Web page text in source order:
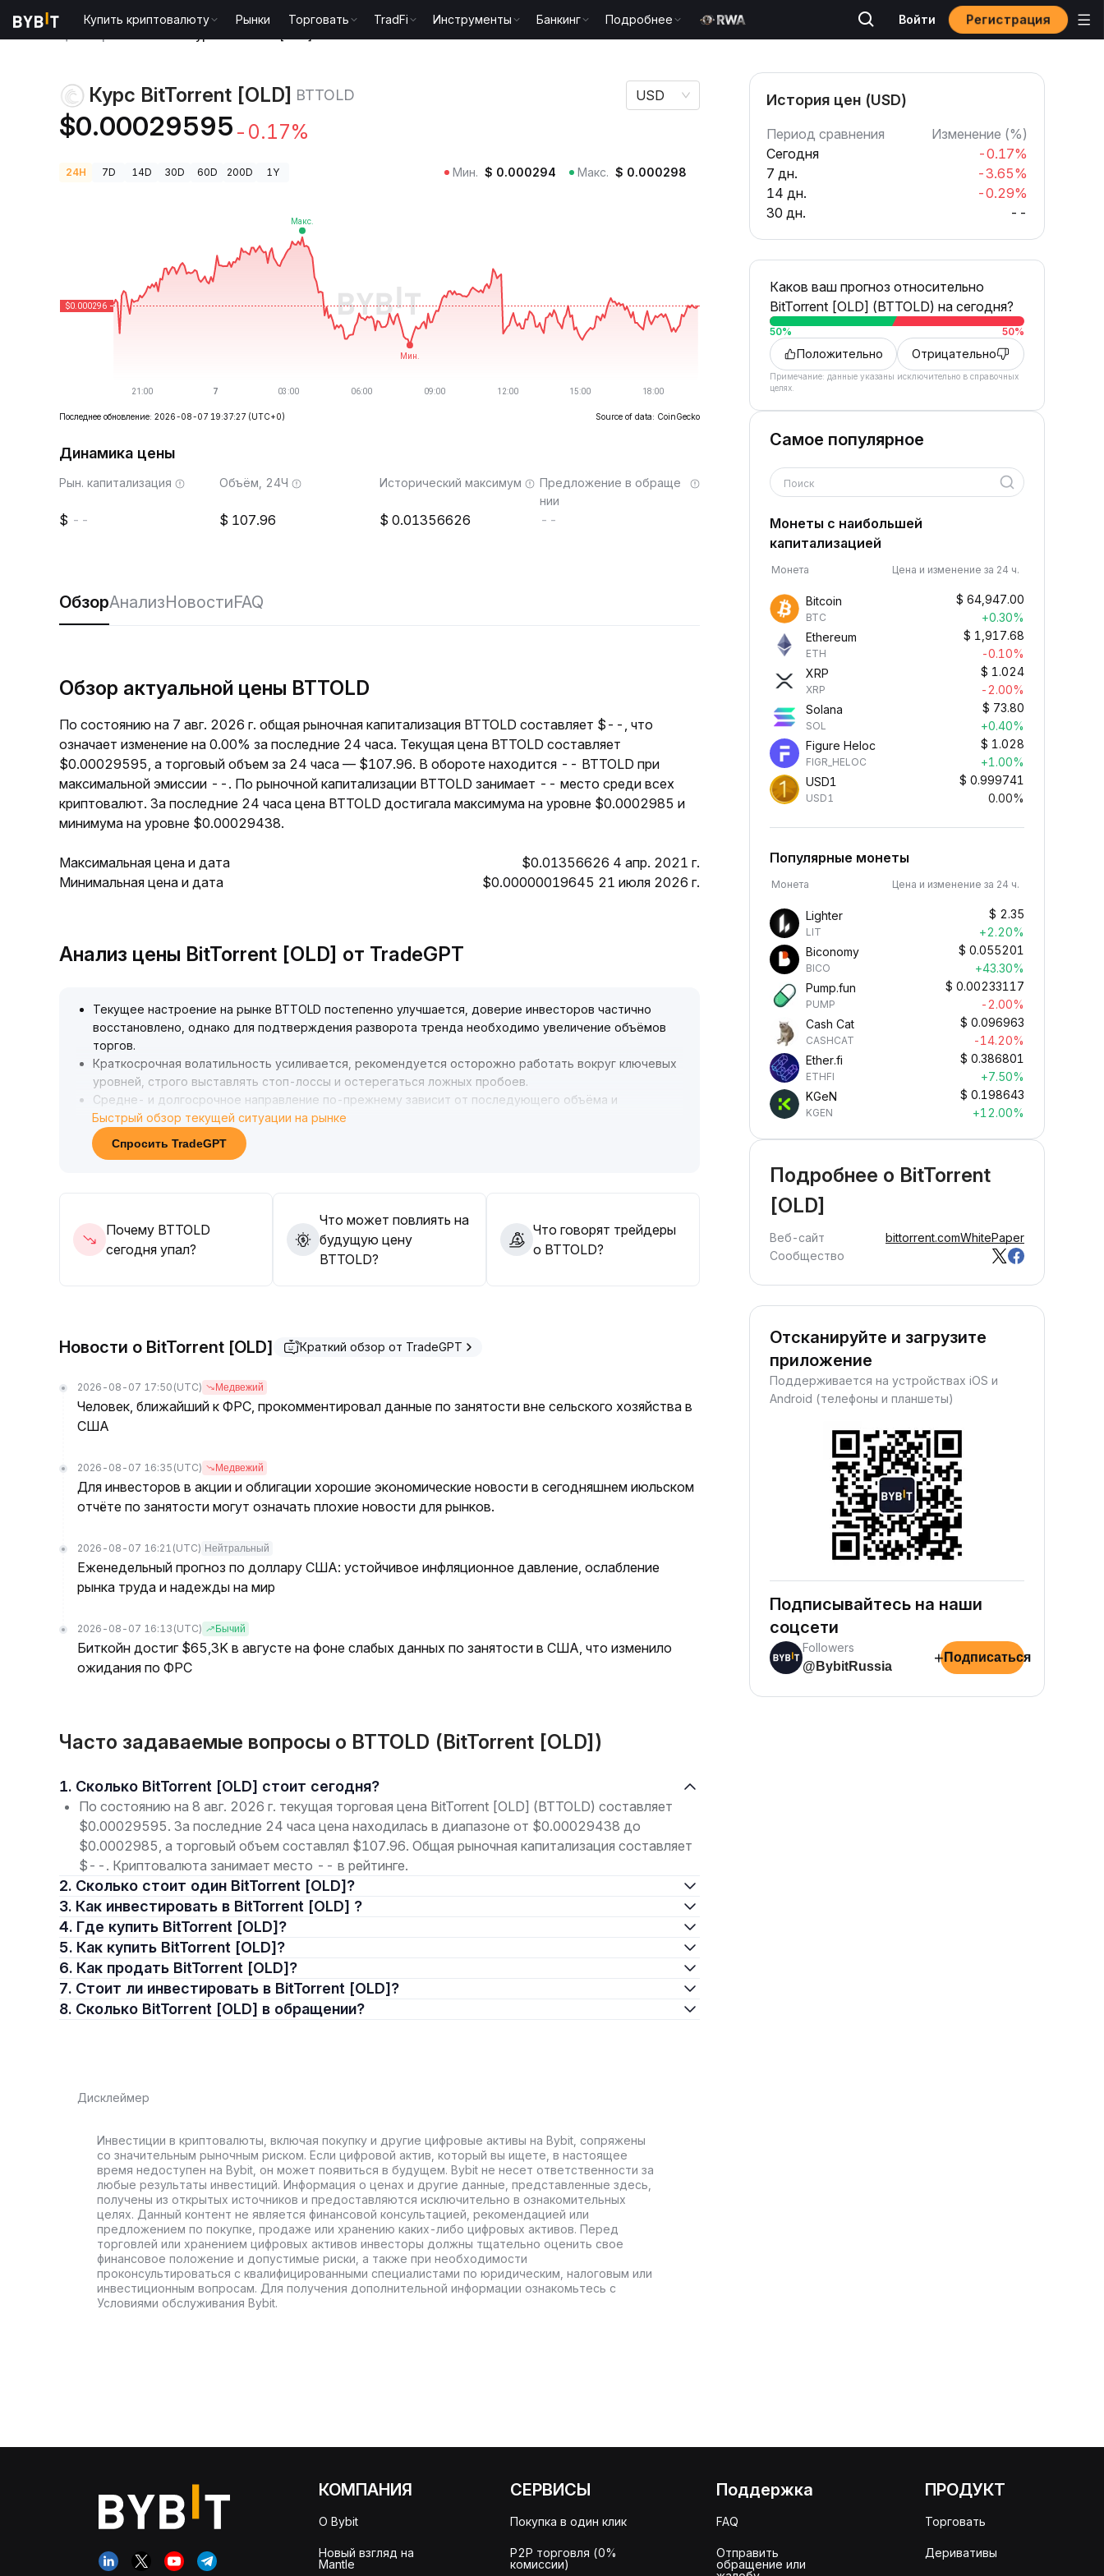
Купить криптовалюту Рынки Торговать TradFi Инструменты Банкинг Подробнее Войти Регистрация
Курс BitTorrent [OLD] BTTOLD
$0.00029595 -0.17%
USD
24H 7D 14D 30D 60D 200D 1Y Мин. $ 0.000294 Макс. $ 0.000298
Последнее обновление: 2026-08-07 19:37:27 (UTC+0) Source of data: CoinGecko
Динамика цены
Рын. капитализация
--
Объём, 24Ч
107.96
Исторический максимум
0.01356626
Предложение в обраще
нии
--
ОбзорАнализНовостиFAQ
Обзор актуальной цены BTTOLD
По состоянию на 7 авг. 2026 г. общая рыночная капитализация BTTOLD составляет $--, что
означает изменение на 0.00% за последние 24 часа. Текущая цена BTTOLD составляет
$0.00029595, а торговый объем за 24 часа — $107.96. В обороте находится -- BTTOLD при
максимальной эмиссии --. По рыночной капитализации BTTOLD занимает -- место среди всех
криптовалют. За последние 24 часа цена BTTOLD достигала максимума на уровне $0.0002985 и
минимума на уровне $0.00029438.
Максимальная цена и дата
$0.01356626 4 апр. 2021 г.
Минимальная цена и дата
$0.00000019645 21 июля 2026 г.
Анализ цены BitTorrent [OLD] от TradeGPT
Текущее настроение на рынке BTTOLD постепенно улучшается, доверие инвесторов частично
восстановлено, однако для подтверждения разворота тренда необходимо увеличение объёмов
торгов.
Краткосрочная волатильность усиливается, рекомендуется осторожно работать вокруг ключевых
уровней, строго выставлять стоп-лоссы и остерегаться ложных пробоев.
Средне- и долгосрочное направление по-прежнему зависит от последующего объёма и
эффективного пробоя по ценам: в случае повышения объёмов и пробоя предыдущих вершин
(рекомендуется следить за историческими ключевыми зонами) можно постепенно переходить к
длинным позициям, в противном случае следует сохранять выжидательную тактику
Быстрый обзор текущей ситуации на рынке
Спросить TradeGPT
Почему BTTOLD
сегодня упал?
Что может повлиять на
будущую цену
BTTOLD?
Что говорят трейдеры
о BTTOLD?
Новости о BitTorrent [OLD] Краткий обзор от TradeGPT
2026-08-07 17:50 (UTC) Медвежий
Человек, ближайший к ФРС, прокомментировал данные по занятости вне сельского хозяйства в
США
2026-08-07 16:35 (UTC) Медвежий
Для инвесторов в акции и облигации хорошие экономические новости в сегодняшнем июльском
отчёте по занятости могут означать плохие новости для рынков.
2026-08-07 16:21 (UTC) Нейтральный
Еженедельный прогноз по доллару США: устойчивое инфляционное давление, ослабление
рынка труда и надежды на мир
2026-08-07 16:13 (UTC) Бычий
Биткойн достиг $65,3K в августе на фоне слабых данных по занятости в США, что изменило
ожидания по ФРС
Часто задаваемые вопросы о BTTOLD (BitTorrent [OLD])
1. Сколько BitTorrent [OLD] стоит сегодня?
По состоянию на 8 авг. 2026 г. текущая торговая цена BitTorrent [OLD] (BTTOLD) составляет
$0.00029595. За последние 24 часа цена находилась в диапазоне от $0.00029438 до
$0.0002985, а торговый объем составлял $107.96. Общая рыночная капитализация составляет
$--. Криптовалюта занимает место -- в рейтинге.
2. Сколько стоит один BitTorrent [OLD]?
3. Как инвестировать в BitTorrent [OLD] ?
4. Где купить BitTorrent [OLD]?
5. Как купить BitTorrent [OLD]?
6. Как продать BitTorrent [OLD]?
7. Стоит ли инвестировать в BitTorrent [OLD]?
8. Сколько BitTorrent [OLD] в обращении?
Дисклеймер
Инвестиции в криптовалюты, включая покупку и другие цифровые активы на Bybit, сопряжены
со значительным рыночным риском. Если цифровой актив, который вы ищете, в настоящее
время недоступен на Bybit, он может появиться в будущем. Bybit не несет ответственности за
любые результаты инвестиций. Информация о ценах и другие данные, представленные здесь,
получены из открытых источников и предоставляются исключительно в ознакомительных
целях. Данный контент не является финансовой консультацией, рекомендацией или
предложением по покупке, продаже или хранению каких-либо цифровых активов. Перед
торговлей или хранением цифровых активов инвесторы должны тщательно оценить свое
финансовое положение и допустимые риски, а также при необходимости
проконсультироваться с квалифицированными специалистами по юридическим, налоговым или
инвестиционным вопросам. Для получения дополнительной информации ознакомьтесь с
Условиями обслуживания Bybit.
История цен (USD)
Период сравнения
Изменение (%)
Сегодня
-0.17%
7 дн.
-3.65%
14 дн.
-0.29%
30 дн.
--
Каков ваш прогноз относительно
BitTorrent [OLD] (BTTOLD) на сегодня?
50% 50%
Положительно Отрицательно
Примечание: данные указаны исключительно в справочных
целях.
Самое популярное
Поиск
Монеты с наибольшей
капитализацией
Монета Цена и изменение за 24 ч.
Bitcoin
BTC
$ 64,947.00
+0.30%
Ethereum
ETH
$ 1,917.68
-0.10%
XRP
XRP
$ 1.024
-2.00%
Solana
SOL
$ 73.80
+0.40%
Figure Heloc
FIGR_HELOC
$ 1.028
+1.00%
USD1
USD1
$ 0.999741
0.00%
Популярные монеты
Монета Цена и изменение за 24 ч.
Lighter
LIT
$ 2.35
+2.20%
Biconomy
BICO
$ 0.055201
+43.30%
Pump.fun
PUMP
$ 0.00233117
-2.00%
Cash Cat
CASHCAT
$ 0.096963
-14.20%
Ether.fi
ETHFI
$ 0.386801
+7.50%
KGeN
KGEN
$ 0.198643
+12.00%
Подробнее о BitTorrent
[OLD]
Веб-сайт bittorrent.comWhitePaper
Сообщество
Отсканируйте и загрузите
приложение
Поддерживается на устройствах iOS и
Android (телефоны и планшеты)
Подписывайтесь на наши
соцсети
Followers
@BybitRussia
+ Подписаться
КОМПАНИЯ
О Bybit
Новый взгляд на
Mantle
СЕРВИСЫ
Покупка в один клик
P2P торговля (0%
комиссии)
Поддержка
FAQ
Отправить
обращение или
ПРОДУКТ
Торговать
Деривативы